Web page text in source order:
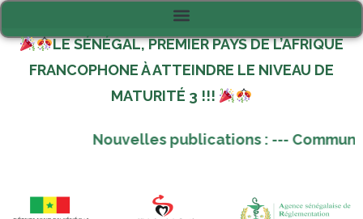
LE SÉNÉGAL, PREMIER PAYS DE L’AFRIQUE
FRANCOPHONE À ATTEINDRE LE NIVEAU DE
MATURITÉ 3 !!!
Nouvelles publications :---